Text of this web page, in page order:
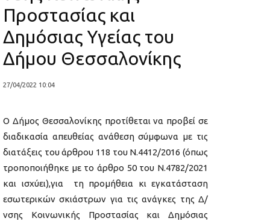
Προστασίας και
Δημόσιας Υγείας του
Δήμου Θεσσαλονίκης
27/04/2022 10:04
Ο Δήμος Θεσσαλονίκης προτίθεται να προβεί σε
διαδικασία απευθείας ανάθεση σύμφωνα με τις
διατάξεις του άρθρου 118 του Ν.4412/2016 (όπως
τροποποιήθηκε με το άρθρο 50 του Ν.4782/2021
και ισχύει),για τη προμήθεια κι εγκατάσταση
εσωτερικών σκιάστρων για τις ανάγκες της Δ/
νσης Κοινωνικής Προστασίας και Δημόσιας